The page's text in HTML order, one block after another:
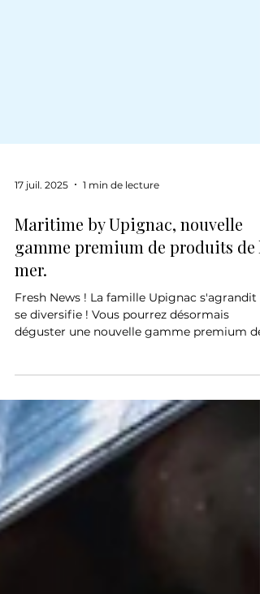
Maritime by Upignac, nouvelle
gamme premium de produits de
mer.
Fresh News ! La famille Upignac s'agrandit et
se diversifie ! Vous pourrez désormais
produits de la mer. Au menu : tartares
avec la même exigence et l’élégance qui
la réputation de La Ferme d’Upignac. Une
nouvelle expérience culinaire pour les
amateurs de fraîcheur et de gastronomie!